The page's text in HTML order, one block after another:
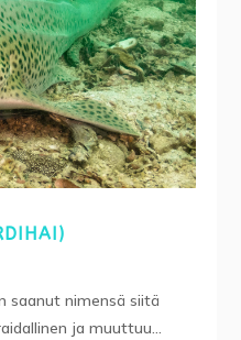
saanut nimensä siitä
ja muuttuu...